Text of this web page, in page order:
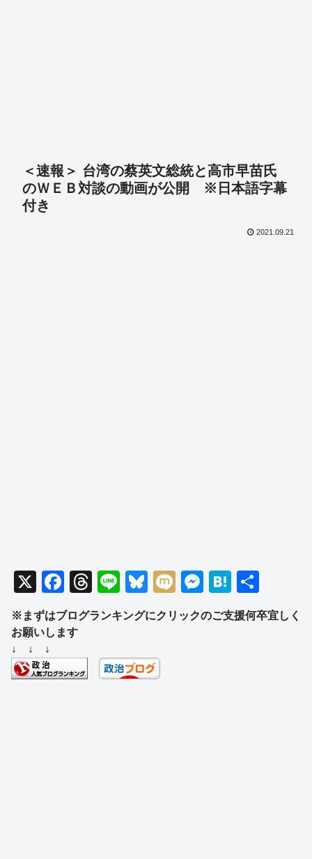
＜速報＞ 台湾の蔡英文総統と高市早苗氏
のＷＥＢ対談の動画が公開 ※日本語字幕
付き
2021.09.21
X
F
a
c
b
T
hr
e
d
Li
n
e
Bl
e
y
M
ixi
M
ss
H
at
e
有
※まずはブログランキングにクリックのご支援何卒宜しく
お願いします
↓ ↓ ↓